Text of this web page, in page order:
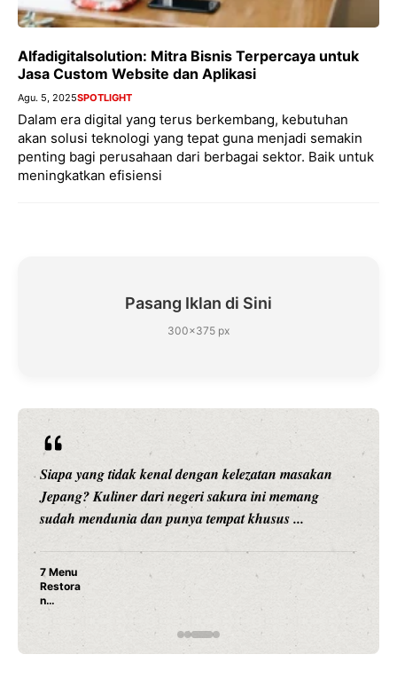
Alfadigitalsolution: Mitra Bisnis Terpercaya untuk
Jasa Custom Website dan Aplikasi
Agu. 5, 2025SPOTLIGHT
Dalam era digital yang terus berkembang, kebutuhan
akan solusi teknologi yang tepat guna menjadi semakin
penting bagi perusahaan dari berbagai sektor. Baik untuk
meningkatkan efisiensi
Pasang Iklan di Sini
300×375 px
Siapa yang tidak kenal dengan kelezatan masakan
Jepang? Kuliner dari negeri sakura ini memang
sudah mendunia dan punya tempat khusus ...
7 Menu
Restora
n
Jepang
yang
Dicoba,